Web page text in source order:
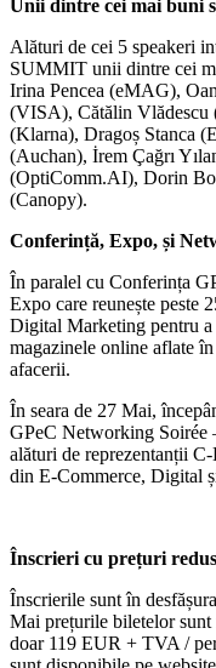
Unii dintre cei mai buni
Alături de cei 5 speakeri
SUMMIT unii dintre cei
Irina Pencea (eMAG),
(VISA), Cătălin Vlădescu
(Klarna), Dragoș Stanca
(Auchan), İrem Çağrı
(OptiComm.AI), Dorin
(Canopy).
Conferință, Expo, și
În paralel cu Conferința
Expo care reunește peste
Digital Marketing pentru a
magazinele online aflate
afacerii.
În seara de 27 Mai,
GPeC Networking Soirée
alături de reprezentanții
din E-Commerce, Digital
Înscrieri cu prețuri
Înscrierile sunt în
Mai prețurile biletelor sunt
doar 119 EUR + TVA /